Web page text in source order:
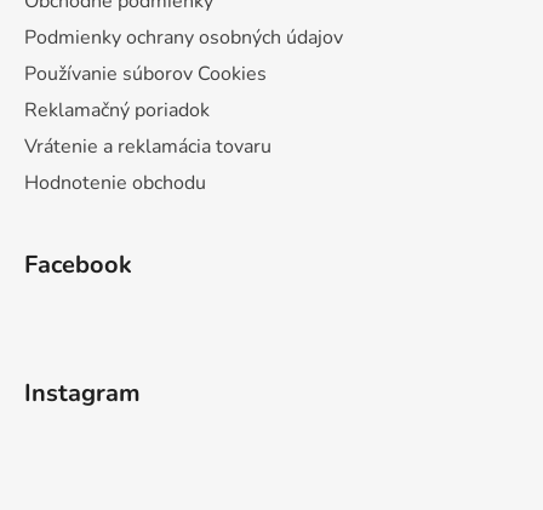
Podmienky ochrany osobných údajov
Používanie súborov Cookies
Reklamačný poriadok
Vrátenie a reklamácia tovaru
Hodnotenie obchodu
Facebook
Instagram